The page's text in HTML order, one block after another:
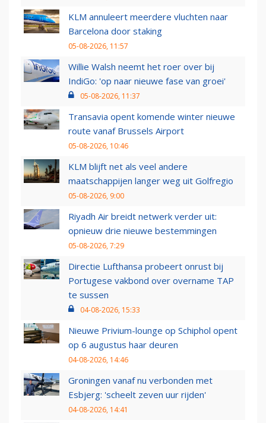
KLM annuleert meerdere vluchten naar
Barcelona door staking
05-08-2026, 11:57
Willie Walsh neemt het roer over bij
IndiGo: 'op naar nieuwe fase van groei'
05-08-2026, 11:37
Transavia opent komende winter nieuwe
route vanaf Brussels Airport
05-08-2026, 10:46
KLM blijft net als veel andere
maatschappijen langer weg uit Golfregio
05-08-2026, 9:00
Riyadh Air breidt netwerk verder uit:
opnieuw drie nieuwe bestemmingen
05-08-2026, 7:29
Directie Lufthansa probeert onrust bij
Portugese vakbond over overname TAP
te sussen
04-08-2026, 15:33
Nieuwe Privium-lounge op Schiphol opent
op 6 augustus haar deuren
04-08-2026, 14:46
Groningen vanaf nu verbonden met
Esbjerg: 'scheelt zeven uur rijden'
04-08-2026, 14:41